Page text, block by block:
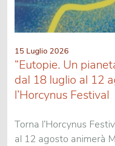
15 Luglio 2026
“Eutopie. Un
dal 18 luglio al 12
l’Horcynus Festival
Torna l’Horcynus
al 12 agosto animerà